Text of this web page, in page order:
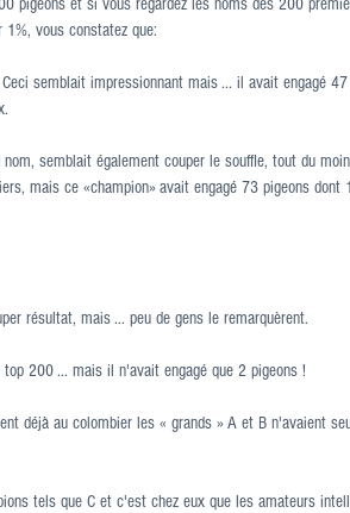
pigeons et si vous regardez les noms des 200
vous constatez que:
semblait impressionnant mais ... il avait engagé
semblait également couper le souffle, tout du
mais ce «champion» avait engagé 73 pigeons dont
résultat, mais ... peu de gens le remarquèrent.
200 ... mais il n'avait engagé que 2 pigeons !
déjà au colombier les « grands » A et B n'avaient
tels que C et c'est chez eux que les amateurs